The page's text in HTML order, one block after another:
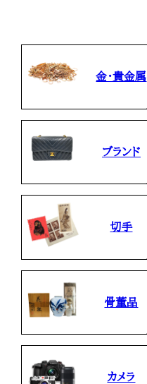
金・貴金属
ブランド
切手
骨董品
カメラ